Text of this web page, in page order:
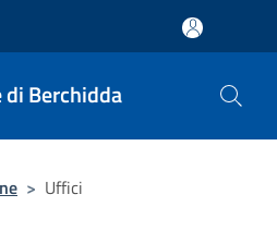
di Berchidda
> Uffici